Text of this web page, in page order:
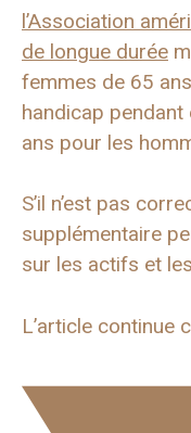
l’Association
de longue durée
femmes de 65
handicap pendant
ans pour les
S’il n’est pas
supplémentaire
sur les actifs et
L’article continue